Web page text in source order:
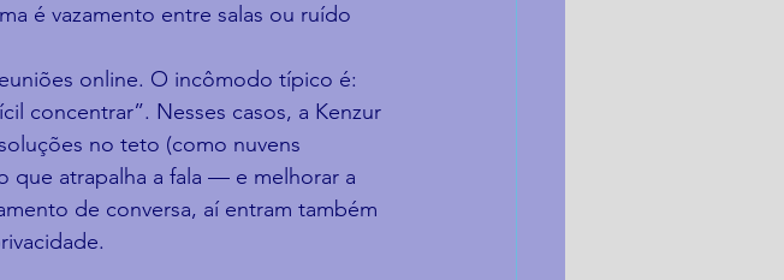
é vazamento entre salas ou ruído
online. O incômodo típico é:
concentrar”. Nesses casos, a Kenzur
no teto (como nuvens
que atrapalha a fala — e melhorar a
de conversa, aí entram também